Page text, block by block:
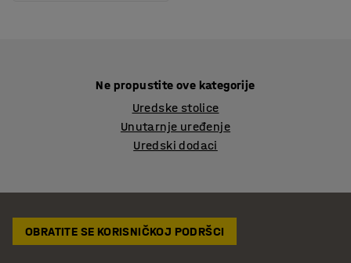
Ne propustite ove kategorije
Uredske stolice
Unutarnje uređenje
Uredski dodaci
OBRATITE SE KORISNIČKOJ PODRŠCI